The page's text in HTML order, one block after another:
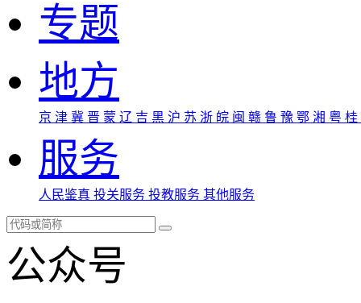
专题
地方
京 津 冀 晋 蒙 辽 吉 黑 沪 苏 浙 皖 闽 赣 鲁 豫 鄂 湘 粤 桂
服务
人民鉴真 投关服务 投教服务 其他服务
公众号